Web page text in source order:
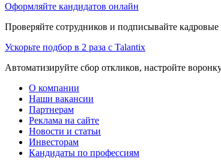
Оформляйте кандидатов онлайн
Проверяйте сотрудников и подписывайте
Ускорьте подбор в 2 раза с Talantix
Автоматизируйте сбор откликов, настройте
О компании
Наши вакансии
Партнерам
Реклама на сайте
Новости и статьи
Инвесторам
Кандидаты по профессиям